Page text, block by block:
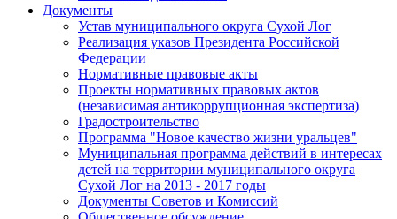
Документы
Устав муниципального округа Сухой Лог
Реализация указов Президента Российской
Федерации
Нормативные правовые акты
Проекты нормативных правовых актов
(независимая антикоррупционная экспертиза)
Градостроительство
Программа "Новое качество жизни уральцев"
Муниципальная программа действий в интересах
детей на территории муниципального округа
Сухой Лог на 2013 - 2017 годы
Документы Советов и Комиссий